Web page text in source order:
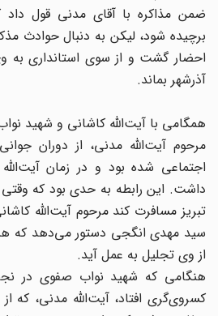
برچیده شود، لیکن به دنبال حوادث
احضار گشت و از سوی استانداری به وی
آذرشهر بماند.
همگامی با آیت‌الله کاشانی و شهید
مرحوم آیت‌الله مدنی، از دوران
اجتماعی شده بود و در زمان آیت‌الله
داشت. این رابطه به حدی بود که وقتی
تبریز مسافرت کند مرحوم آیت‌الله
سید مهدی انگجی دستور می‌دهد که
از وی تجلیل به عمل آید.
هنگامی که شهید نواب صفوی در
کسروی‌گری افتاد، آیت‌الله مدنی، که از